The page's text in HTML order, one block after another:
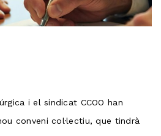
i el sindicat CCOO han
conveni col·lectiu, que tindrà